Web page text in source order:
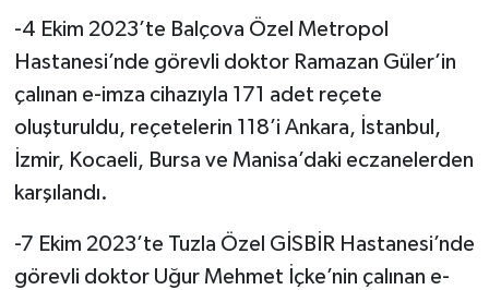
-4 Ekim 2023’te Balçova Özel Metropol
Hastanesi’nde görevli doktor Ramazan Güler’in
çalınan e-imza cihazıyla 171 adet reçete
oluşturuldu, reçetelerin 118’i Ankara, İstanbul,
İzmir, Kocaeli, Bursa ve Manisa’daki eczanelerden
karşılandı.
-7 Ekim 2023’te Tuzla Özel GİSBİR Hastanesi’nde
görevli doktor Uğur Mehmet İçke’nin çalınan e-